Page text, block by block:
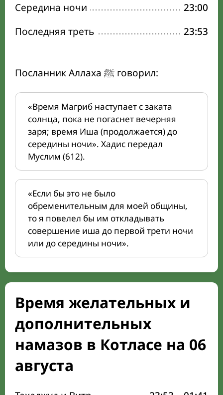
Середина ночи
23:00
Последняя треть
23:53
Посланник Аллаха ﷺ говорил:
«Время Магриб наступает с заката
солнца, пока не погаснет вечерняя
заря; время Иша (продолжается) до
середины ночи». Хадис передал
Муслим (612).
«Если бы это не было
обременительным для моей общины,
то я повелел бы им откладывать
совершение иша до первой трети ночи
или до середины ночи».
Время желательных и
дополнительных
намазов в Котласе на 06
августа